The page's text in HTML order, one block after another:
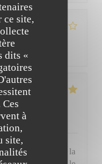
ce site,
dits «
à
site,
Qualité / Prix
Qualité / Prix
la maison jusqu'à la